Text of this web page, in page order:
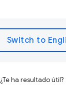
¿Te ha resultado útil?